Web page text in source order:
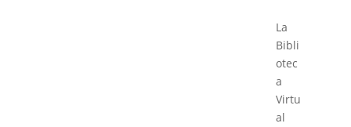
La
Bibli
otec
a
Virtu
al